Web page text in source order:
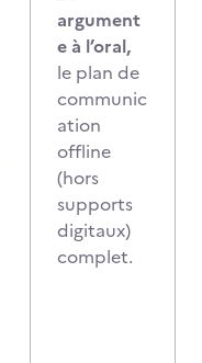
argument
e à l’oral,
le plan de
communic
ation
offline
(hors
supports
digitaux)
complet.